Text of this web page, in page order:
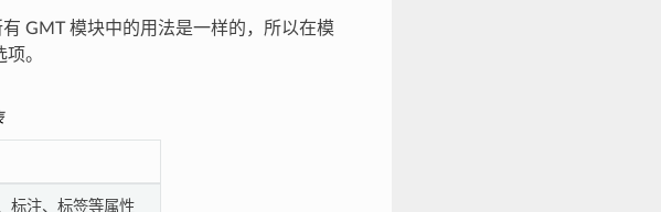
GMT 模块中的用法是一样的，所以在模
。
标注、标签等属性